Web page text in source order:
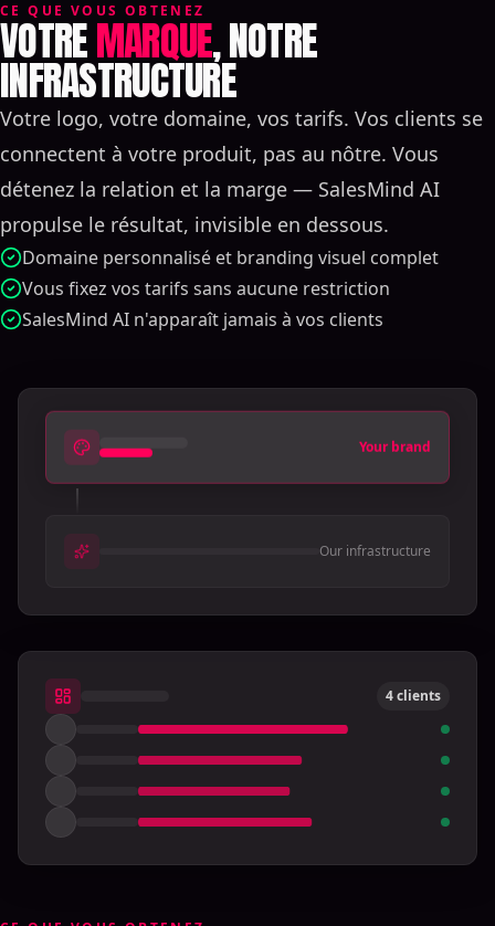
CE QUE VOUS OBTENEZ
VOTREMARQUE, NOTRE
INFRASTRUCTURE
Votre logo, votre domaine, vos tarifs. Vos clients se
connectent à votre produit, pas au nôtre. Vous
détenez la relation et la marge — SalesMind AI
propulse le résultat, invisible en dessous.
Domaine personnalisé et branding visuel complet
Vous fixez vos tarifs sans aucune restriction
SalesMind AI n'apparaît jamais à vos clients
Your brand
Our infrastructure
4 clients